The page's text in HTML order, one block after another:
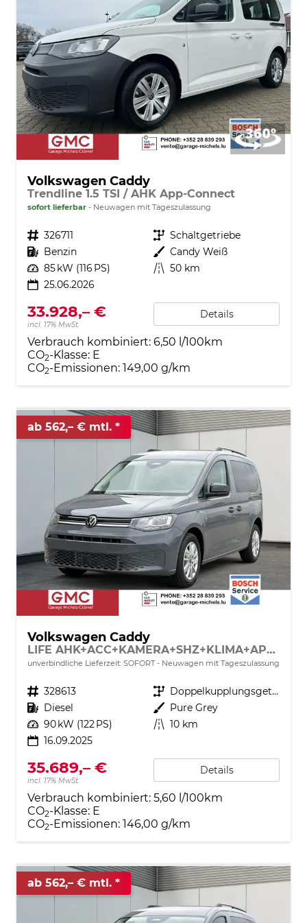
Volkswagen Caddy
Trendline 1.5 TSI / AHK App-Connect
sofort lieferbar Neuwagen mit Tageszulassung
Fahrzeugnr. 326711 Getriebe Schaltgetriebe
Kraftstoff Benzin Außenfarbe Candy Weiß
Leistung 85 kW (116 PS) Kilometerstand 50 km
25.06.2026
33.928,– €
incl. 17% MwSt.
Details
Verbrauch kombiniert: 6,50 l/100km
CO2-Klasse: E
CO2-Emissionen: 149,00 g/km
ab 562,– € mtl.
Volkswagen Caddy
LIFE AHK+ACC+KAMERA+SHZ+KLIMA+APP-CONNECT
unverbindliche Lieferzeit: SOFORT Neuwagen mit Tageszulassung
Fahrzeugnr. 328613 Getriebe
Doppelkupplungsgetriebe (DSG)
Kraftstoff Diesel Außenfarbe Pure Grey
Leistung 90 kW (122 PS) Kilometerstand 10 km
16.09.2025
35.689,– €
incl. 17% MwSt.
Details
Verbrauch kombiniert: 5,60 l/100km
CO2-Klasse: E
CO2-Emissionen: 146,00 g/km
ab 562,– € mtl.